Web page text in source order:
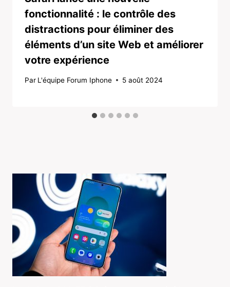
fonctionnalité : le contrôle des
distractions pour éliminer des
éléments d’un site Web et améliorer
votre expérience
Par L'équipe Forum Iphone 5 août 2024